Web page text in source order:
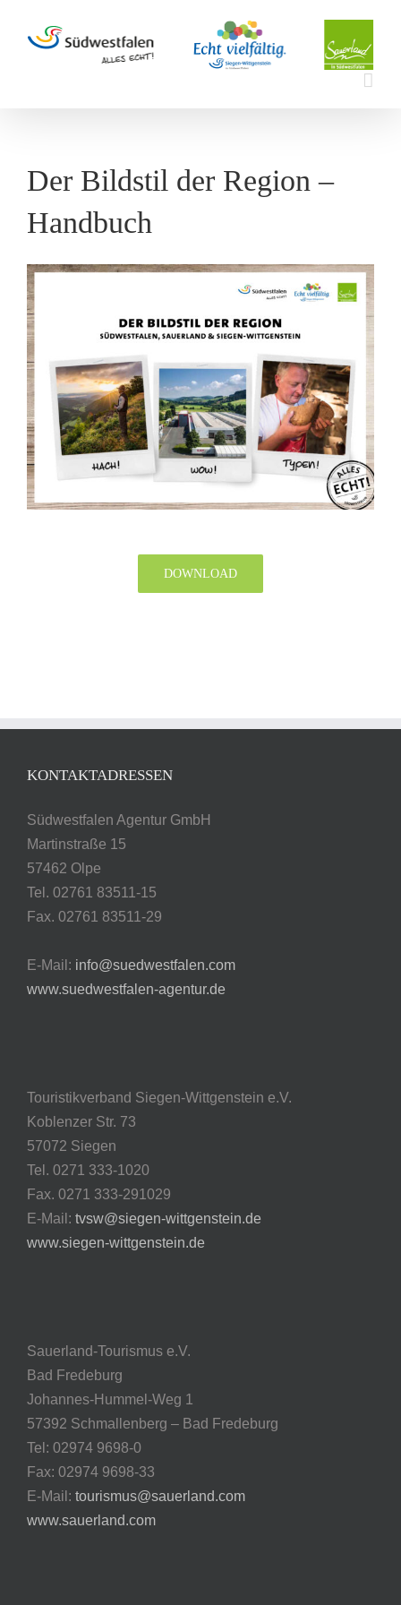
Inhalt
Der Bildstil der Region –
Handbuch
DOWNLOAD
KONTAKTADRESSEN
Südwestfalen Agentur GmbH
Martinstraße 15
57462 Olpe
Tel. 02761 83511-15
Fax. 02761 83511-29
E-Mail: info@suedwestfalen.com
www.suedwestfalen-agentur.de
Touristikverband Siegen-Wittgenstein e.V.
Koblenzer Str. 73
57072 Siegen
Tel. 0271 333-1020
Fax. 0271 333-291029
E-Mail: tvsw@siegen-wittgenstein.de
www.siegen-wittgenstein.de
Sauerland-Tourismus e.V.
Bad Fredeburg
Johannes-Hummel-Weg 1
57392 Schmallenberg – Bad Fredeburg
Tel: 02974 9698-0
Fax: 02974 9698-33
E-Mail: tourismus@sauerland.com
www.sauerland.com